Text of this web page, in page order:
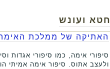
חטא ועונש
האתיקה של ממלכת
סיפורי אימה, כמו סיפורי
ולעצב אתוס. סיפור אימה אמיתי